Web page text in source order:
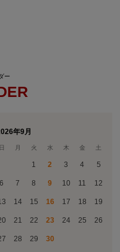
年9月
日 月 火 水 木 金 土
1 2 3 4 5
6 7 8 9 10 11 12
14 15 16 17 18 19
21 22 23 24 25 26
28 29 30